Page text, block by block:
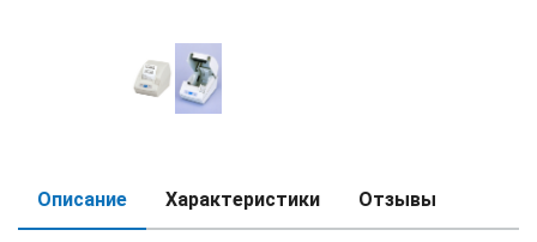
Описание Характеристики Отзывы